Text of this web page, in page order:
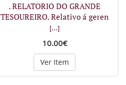
. RELATORIO DO GRANDE
TESOUREIRO. Relativo á geren
[...]
10.00€
Ver Item